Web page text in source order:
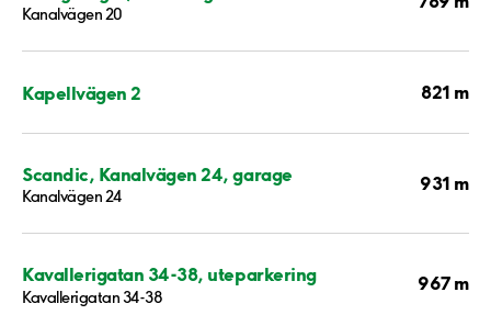
Kanalvägen 20
Kapellvägen 2 821 m
Scandic, Kanalvägen 24, garage
Kanalvägen 24
931 m
Kavallerigatan 34-38, uteparkering
Kavallerigatan 34-38
967 m